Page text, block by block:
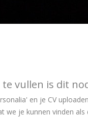
vullen is dit
en je CV
je kunnen vinden